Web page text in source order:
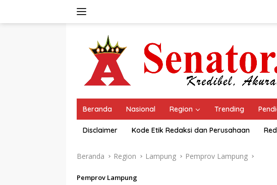
Beranda Nasional Region Trending
Disclaimer Kode Etik Redaksi dan Perusahaan
Beranda Region Lampung Pemprov Lampung
Pemprov Lampung